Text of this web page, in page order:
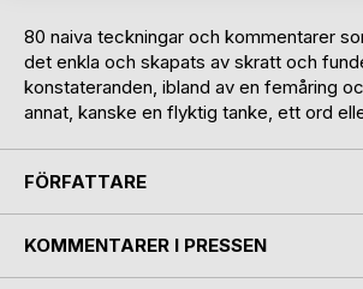
80 naiva teckningar och kommentarer
det enkla och skapats av skratt och
konstateranden, ibland av en femåring
annat, kanske en flyktig tanke, ett ord
FÖRFATTARE
KOMMENTARER I PRESSEN